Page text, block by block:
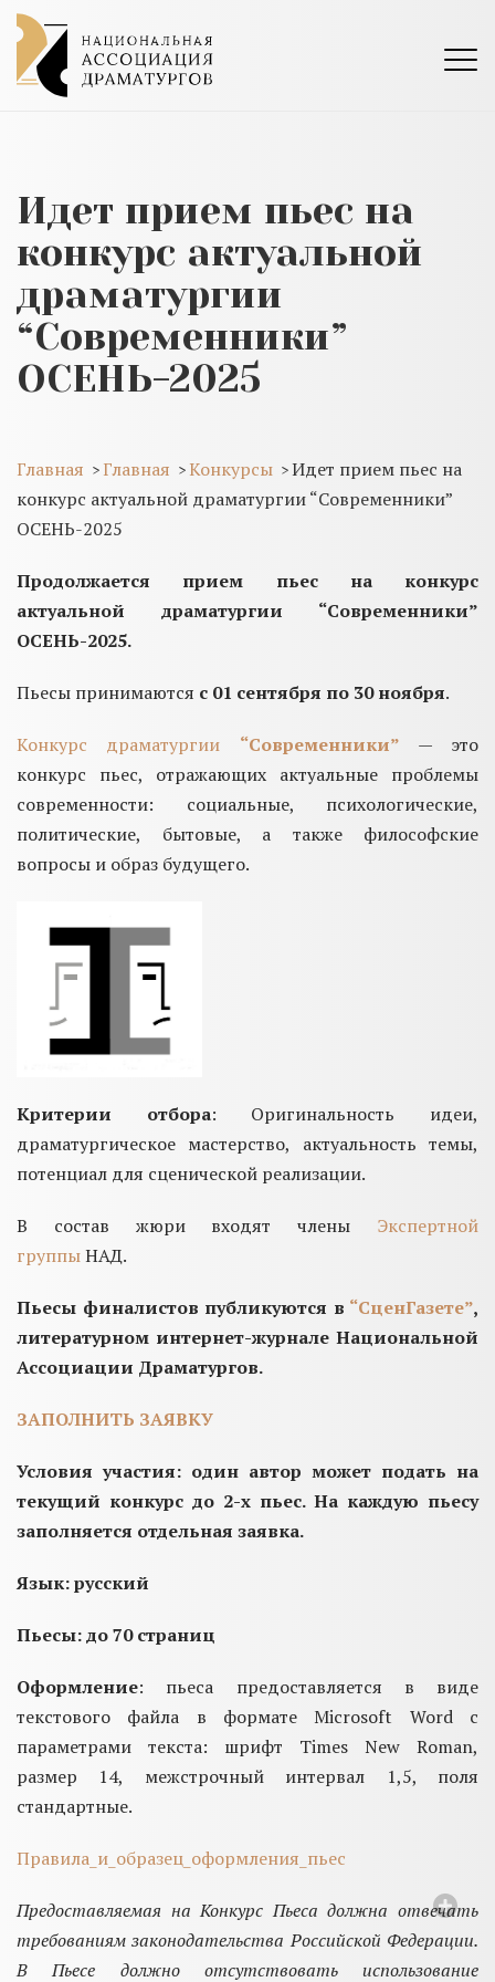
Идет прием пьес на
конкурс актуальной
драматургии
“Современники”
ОСЕНЬ-2025
Главная >Главная >Конкурсы >Идет прием пьес на
конкурс актуальной драматургии “Современники”
ОСЕНЬ-2025
Продолжается прием пьес на конкурс
актуальной драматургии “Современники”
ОСЕНЬ-2025.
Пьесы принимаются с 01 сентября по 30 ноября.
Конкурс драматургии “Современники” — это
конкурс пьес, отражающих актуальные проблемы
современности: социальные, психологические,
политические, бытовые, а также философские
вопросы и образ будущего.
Критерии отбора: Оригинальность идеи,
драматургическое мастерство, актуальность темы,
потенциал для сценической реализации.
В состав жюри входят члены Экспертной
группыНАД.
Пьесы финалистов публикуются в “СценГазете”,
литературном интернет-журнале Национальной
Ассоциации Драматургов.
ЗАПОЛНИТЬ ЗАЯВКУ
Условия участия: один автор может подать на
текущий конкурс до 2-х пьес. На каждую пьесу
заполняется отдельная заявка.
Язык: русский
Пьесы:до 70 страниц
Оформление: пьеса предоставляется в виде
текстового файла в формате Microsoft Word с
параметрами текста: шрифт Times New Roman,
размер 14, межстрочный интервал 1,5, поля
стандартные.
Правила_и_образец_оформления_пьес
Предоставляемая на Конкурс Пьеса должна отвечать
требованиям законодательства Российской Федерации.
В Пьесе должно отсутствовать использование